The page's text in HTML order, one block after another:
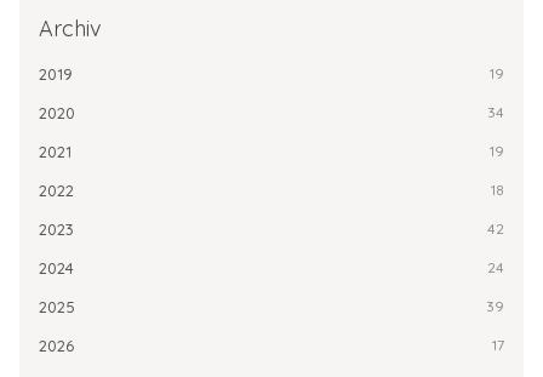
Archiv
2019 19
2020 34
2021 19
2022 18
2023 42
2024 24
2025 39
2026 17